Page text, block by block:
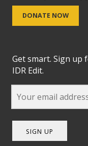
DONATE NOW
Get smart. Sign up
IDR Edit.
SIGN UP